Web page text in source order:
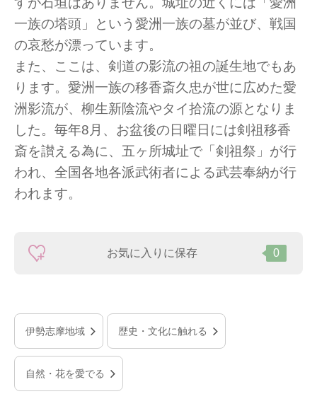
一族の塔頭」という愛洲一族の墓が並び、戦国
の哀愁が漂っています。
また、ここは、剣道の影流の祖の誕生地でもあ
ります。愛洲一族の移香斎久忠が世に広めた愛
洲影流が、柳生新陰流やタイ拾流の源となりま
した。毎年8月、お盆後の日曜日には剣祖移香
斎を讃える為に、五ヶ所城址で「剣祖祭」が行
われ、全国各地各派武術者による武芸奉納が行
われます。
お気に入りに保存 0
伊勢志摩地域 歴史・文化に触れる
自然・花を愛でる